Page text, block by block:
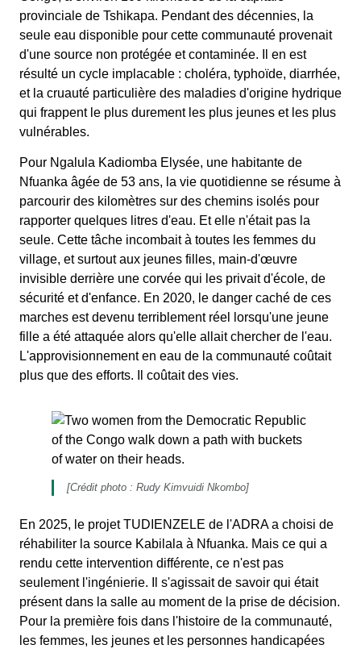
provinciale de Tshikapa. Pendant des décennies, la
seule eau disponible pour cette communauté provenait
d'une source non protégée et contaminée. Il en est
résulté un cycle implacable : choléra, typhoïde, diarrhée,
et la cruauté particulière des maladies d'origine hydrique
qui frappent le plus durement les plus jeunes et les plus
vulnérables.
Pour Ngalula Kadiomba Elysée, une habitante de
Nfuanka âgée de 53 ans, la vie quotidienne se résume à
parcourir des kilomètres sur des chemins isolés pour
rapporter quelques litres d'eau. Et elle n'était pas la
seule. Cette tâche incombait à toutes les femmes du
village, et surtout aux jeunes filles, main-d'œuvre
invisible derrière une corvée qui les privait d'école, de
sécurité et d'enfance. En 2020, le danger caché de ces
marches est devenu terriblement réel lorsqu'une jeune
fille a été attaquée alors qu'elle allait chercher de l'eau.
L'approvisionnement en eau de la communauté coûtait
plus que des efforts. Il coûtait des vies.
[Crédit photo : Rudy Kimvuidi Nkombo]
En 2025, le projet TUDIENZELE de l'ADRA a choisi de
réhabiliter la source Kabilala à Nfuanka. Mais ce qui a
rendu cette intervention différente, ce n'est pas
seulement l'ingénierie. Il s'agissait de savoir qui était
présent dans la salle au moment de la prise de décision.
Pour la première fois dans l'histoire de la communauté,
les femmes, les jeunes et les personnes handicapées